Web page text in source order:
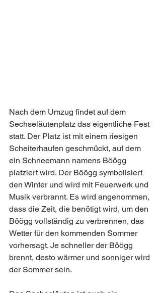
Nach dem Umzug findet auf dem
Sechseläutenplatz das eigentliche Fest
statt. Der Platz ist mit einem riesigen
Scheiterhaufen geschmückt, auf dem
ein Schneemann namens Böögg
platziert wird. Der Böögg symbolisiert
den Winter und wird mit Feuerwerk und
Musik verbrannt. Es wird angenommen,
dass die Zeit, die benötigt wird, um den
Böögg vollständig zu verbrennen, das
Wetter für den kommenden Sommer
vorhersagt. Je schneller der Böögg
brennt, desto wärmer und sonniger wird
der Sommer sein.